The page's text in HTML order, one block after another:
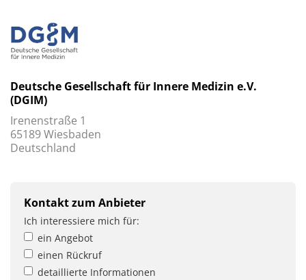
Deutsche Gesellschaft für Innere Medizin e.V.
(DGIM)
Irenenstraße 1
65189 Wiesbaden
Deutschland
Kontakt zum Anbieter
Ich interessiere mich für:
ein Angebot
einen Rückruf
detaillierte Informationen